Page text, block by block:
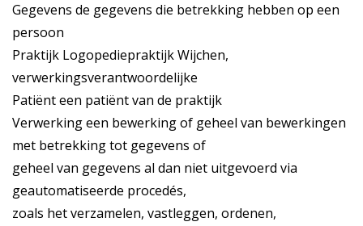
Gegevens de gegevens die betrekking hebben op een
persoon
Praktijk Logopediepraktijk Wijchen,
verwerkingsverantwoordelijke
Patiënt een patiënt van de praktijk
Verwerking een bewerking of geheel van bewerkingen
met betrekking tot gegevens of
geheel van gegevens al dan niet uitgevoerd via
geautomatiseerde procedés,
zoals het verzamelen, vastleggen, ordenen,